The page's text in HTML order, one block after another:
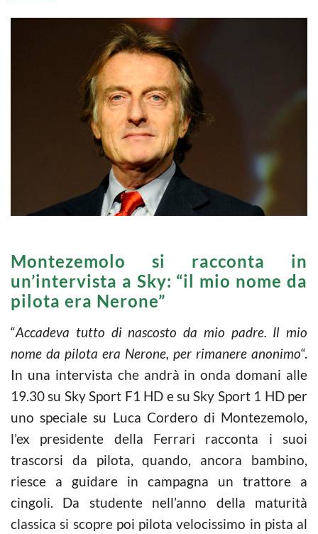
Montezemolo si racconta in
un’intervista a Sky: “il mio nome da
pilota era Nerone”
“Accadeva tutto di nascosto da mio padre. Il mio
nome da pilota era Nerone, per rimanere anonimo“.
In una intervista che andrà in onda domani alle
19.30 su Sky Sport F1 HD e su Sky Sport 1 HD per
uno speciale su Luca Cordero di Montezemolo,
l’ex presidente della Ferrari racconta i suoi
trascorsi da pilota, quando, ancora bambino,
riesce a guidare in campagna un trattore a
cingoli. Da studente nell’anno della maturità
classica si scopre poi pilota velocissimo in pista al